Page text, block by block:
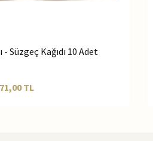
- Süzgeç Kağıdı 10 Adet
TL